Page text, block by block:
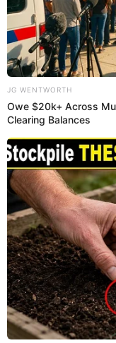
PUEDES
Cierre
fechas y
contingente de la
además, laPolicía
ha informado si la
sido provocado